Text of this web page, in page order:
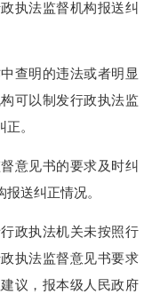
执法监督机构报送纠
查明的违法或者明显
可以制发行政执法监
。
意见书的要求及时纠
送纠正情况。
政执法机关未按照行
执法监督意见书要求
议，报本级人民政府